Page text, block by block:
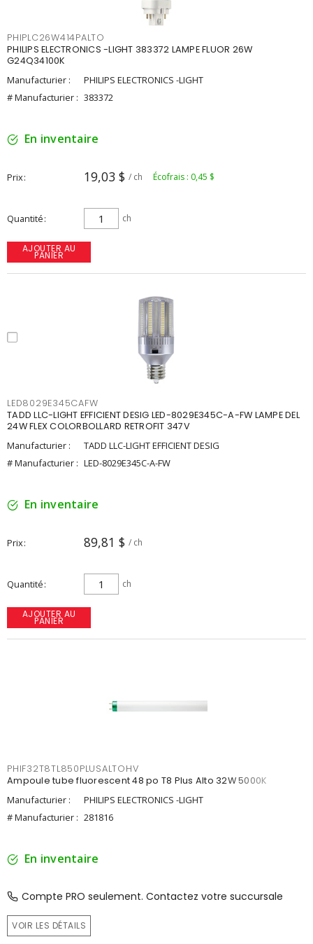
PHIPLC26W414PALTO
PHILIPS ELECTRONICS -LIGHT 383372 LAMPE FLUOR 26W
G24Q34100K
Manufacturier :
PHILIPS ELECTRONICS -LIGHT
# Manufacturier : 383372
En inventaire
Prix 19,03 $ / ch Écofrais : 0,45 $
Quantité ch
AJOUTER AU
PANIER
LED8029E345CAFW
TADD LLC-LIGHT EFFICIENT DESIG LED-8029E345C-A-FW LAMPE DEL
24W FLEX COLORBOLLARD RETROFIT 347V
Manufacturier :
TADD LLC-LIGHT EFFICIENT DESIG
# Manufacturier : LED-8029E345C-A-FW
En inventaire
Prix 89,81 $ / ch
Quantité ch
AJOUTER AU
PANIER
PHIF32T8TL850PLUSALTOHV
Ampoule tube fluorescent 48 po T8 Plus Alto 32W 5000K
Manufacturier :
PHILIPS ELECTRONICS -LIGHT
# Manufacturier : 281816
En inventaire
Compte PRO seulement. Contactez votre succursale
VOIR LES DÉTAILS